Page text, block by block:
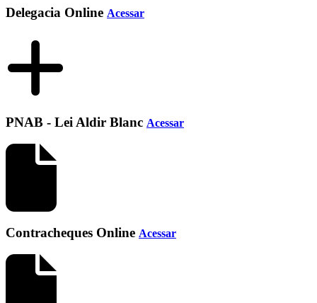
Delegacia Online Acessar
PNAB - Lei Aldir Blanc Acessar
Contracheques Online Acessar